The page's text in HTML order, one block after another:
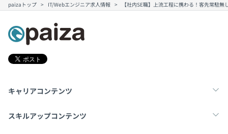
paizaトップ IT/Webエンジニア求人情報 【社内SE職】上流工程に携わる！客先常駐
キャリアコンテンツ
転職・キャリア
スキルアップコンテンツ